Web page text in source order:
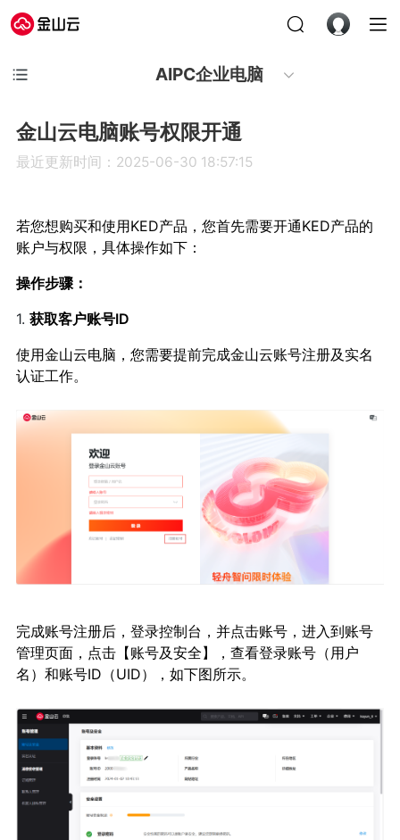
AIPC企业电脑
金山云电脑账号权限开通
最近更新时间：2025-06-30 18:57:15
若您想购买和使用KED产品，您首先需要开通KED产品的
账户与权限，具体操作如下：
操作步骤：
1. 获取客户账号ID
使用金山云电脑，您需要提前完成金山云账号注册及实名
认证工作。
完成账号注册后，登录控制台，并点击账号，进入到账号
管理页面，点击【账号及安全】，查看登录账号（用户
名）和账号ID（UID），如下图所示。